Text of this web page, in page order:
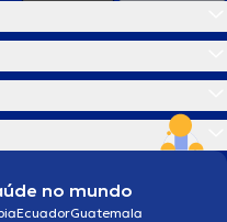
no mundo
EcuadorGuatemala